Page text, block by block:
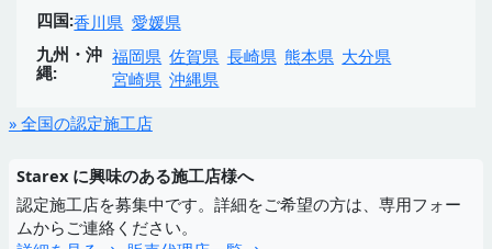
四国:香川県 愛媛県
九州・沖
縄:
福岡県 佐賀県 長崎県 熊本県 大分県
宮崎県 沖縄県
» 全国の認定施工店
Starex に興味のある施工店様へ
認定施工店を募集中です。詳細をご希望の方は、専用フォー
ムからご連絡ください。